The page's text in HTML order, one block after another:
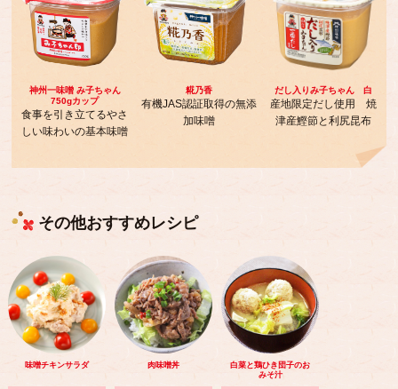
神州一味噌 み子ちゃん
750gカップ
食事を引き立てるやさ
しい味わいの基本味噌
糀乃香
有機JAS認証取得の無添
加味噌
だし入りみ子ちゃん 白
産地限定だし使用 焼
津産鰹節と利尻昆布
その他おすすめレシピ
味噌チキンサラダ 肉味噌丼
白菜と鶏ひき団子のお
みそ汁